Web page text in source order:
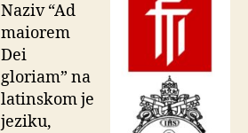
Naziv “Ad
maiorem
Dei
gloriam” na
latinskom je
jeziku,